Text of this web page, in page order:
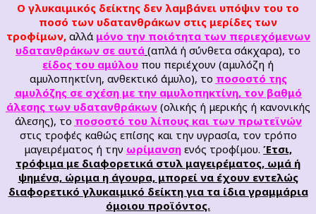
Ο γλυκαιμικός δείκτης δεν λαμβάνει υπόψιν του το
ποσό των υδατανθράκων στις μερίδες των
τροφίμων, αλλά μόνο την ποιότητα των περιεχόμενων
υδατανθράκων σε αυτά (απλά ή σύνθετα σάκχαρα), το
είδος του αμύλου που περιέχουν (αμυλόζη ή
αμυλοπηκτίνη, ανθεκτικό άμυλο), το ποσοστό της
αμυλόζης σε σχέση με την αμυλοπηκτίνη, τον βαθμό
άλεσης των υδατανθράκων(ολικής ή μερικής ή κανονικής
άλεσης), το ποσοστό του λίπους και των πρωτεϊνών
στις τροφές καθώς επίσης και την υγρασία, τον τρόπο
μαγειρέματος ή την ωρίμανση ενός τροφίμου. Έτσι,
τρόφιμα με διαφορετικά στυλ μαγειρέματος, ωμά ή
ψημένα, ώριμα η άγουρα, μπορεί να έχουν εντελώς
διαφορετικό γλυκαιμικό δείκτη για τα ίδια γραμμάρια
όμοιου προϊόντος.